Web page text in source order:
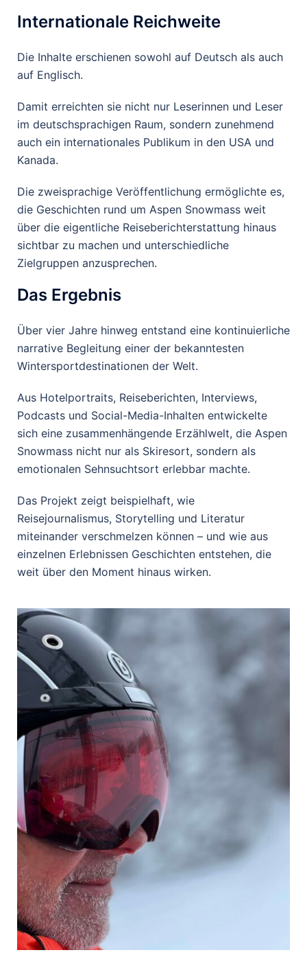
Internationale Reichweite
Die Inhalte erschienen sowohl auf Deutsch als auch
auf Englisch.
Damit erreichten sie nicht nur Leserinnen und Leser
im deutschsprachigen Raum, sondern zunehmend
auch ein internationales Publikum in den USA und
Kanada.
Die zweisprachige Veröffentlichung ermöglichte es,
die Geschichten rund um Aspen Snowmass weit
über die eigentliche Reiseberichterstattung hinaus
sichtbar zu machen und unterschiedliche
Zielgruppen anzusprechen.
Das Ergebnis
Über vier Jahre hinweg entstand eine kontinuierliche
narrative Begleitung einer der bekanntesten
Wintersportdestinationen der Welt.
Aus Hotelportraits, Reiseberichten, Interviews,
Podcasts und Social-Media-Inhalten entwickelte
sich eine zusammenhängende Erzählwelt, die Aspen
Snowmass nicht nur als Skiresort, sondern als
emotionalen Sehnsuchtsort erlebbar machte.
Das Projekt zeigt beispielhaft, wie
Reisejournalismus, Storytelling und Literatur
miteinander verschmelzen können – und wie aus
einzelnen Erlebnissen Geschichten entstehen, die
weit über den Moment hinaus wirken.